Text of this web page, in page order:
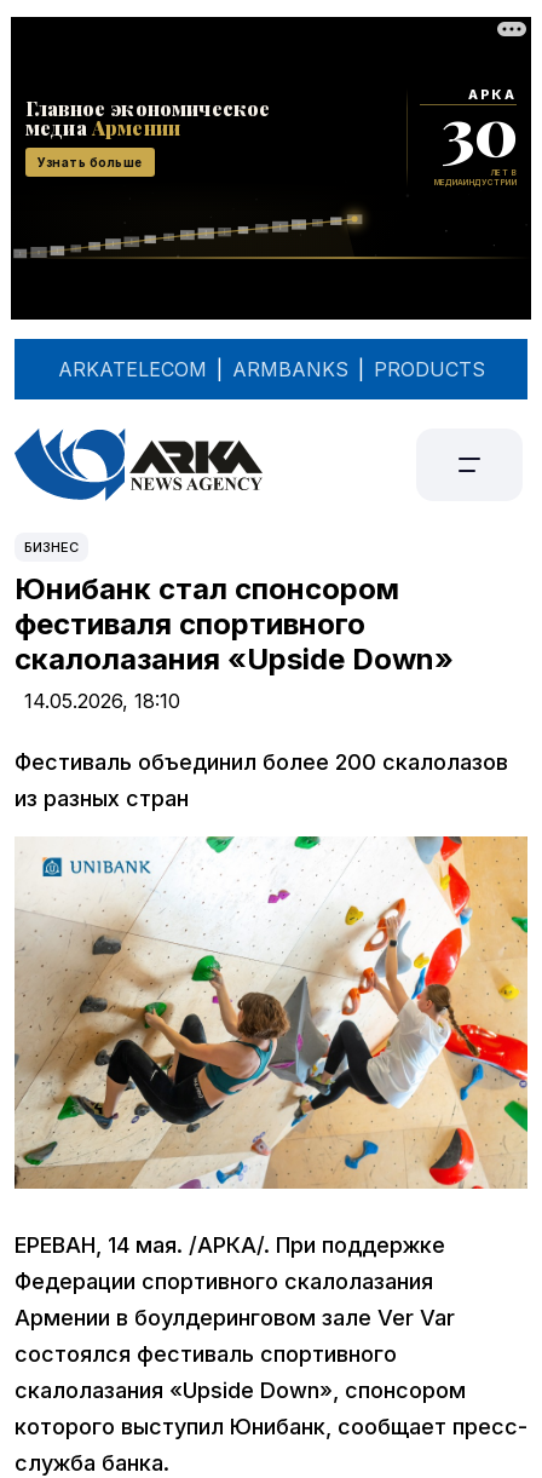
ARKATELECOM ARMBANKS PRODUCTS
БИЗНЕС
Юнибанк стал спонсором
фестиваля спортивного
скалолазания «Upside Down»
14.05.2026, 18:10
Фестиваль объединил более 200 скалолазов
из разных стран
ЕРЕВАН, 14 мая. /АРКА/. При поддержке
Федерации спортивного скалолазания
Армении в боулдеринговом зале Ver Var
состоялся фестиваль спортивного
скалолазания «Upside Down», спонсором
которого выступил Юнибанк, сообщает пресс-
служба банка.